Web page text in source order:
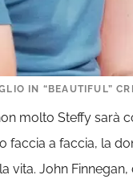
IN “BEAUTIFUL”
molto Steffy sarà
faccia a faccia, la
vita. John